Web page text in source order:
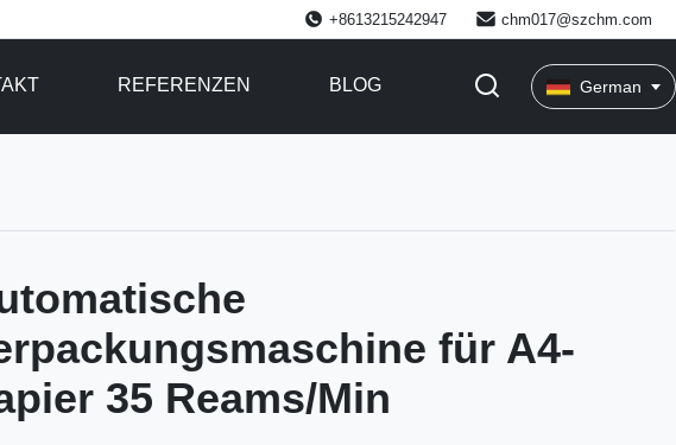
+8613215242947 chm017@szchm.com
REFERENZEN BLOG German
für A4-
35 Reams/Min